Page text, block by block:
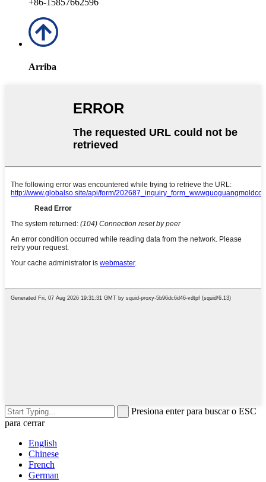
Arriba
Presiona enter para buscar o ESC
para cerrar
English
Chinese
French
German